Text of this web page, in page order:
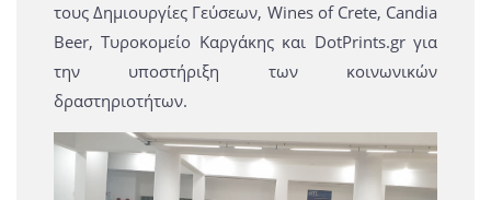
τους Δημιουργίες Γεύσεων, Wines of Crete, Candia
Beer, Τυροκομείο Καργάκης και DotPrints.gr για
την υποστήριξη των κοινωνικών
δραστηριοτήτων.